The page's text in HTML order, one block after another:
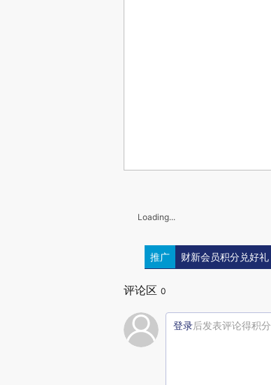
Loading...
推广 财新会员积分兑好礼
评论区 0
登录后发表评论得积分